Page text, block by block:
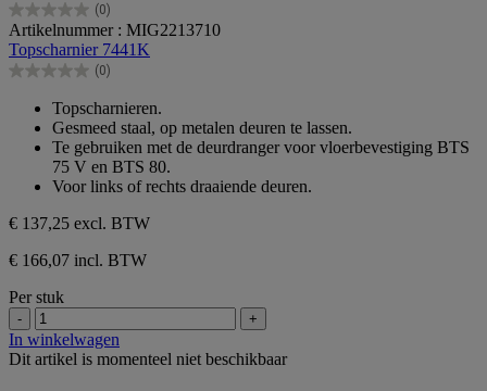
(0)
0.0
van
de
5
Artikelnummer : MIG2213710
Topscharnier 7441K
(0)
0.0
sterren.
Topscharnieren.
Gesmeed staal, op metalen deuren te lassen.
Te gebruiken met de deurdranger voor vloerbevestiging BTS
75 V en BTS 80.
Voor links of rechts draaiende deuren.
€ 137,25 excl. BTW
€ 166,07 incl. BTW
Per stuk
- +
In winkelwagen
Dit artikel is momenteel niet beschikbaar